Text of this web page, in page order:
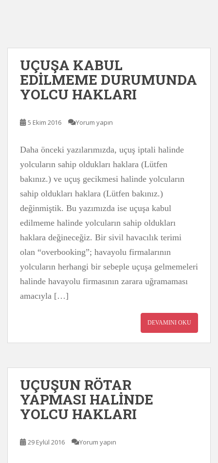
UÇUŞA KABUL
EDİLMEME DURUMUNDA
YOLCU HAKLARI
5 Ekim 2016 Yorum yapın
Daha önceki yazılarımızda, uçuş iptali halinde
yolcuların sahip oldukları haklara (Lütfen
bakınız.) ve uçuş gecikmesi halinde yolcuların
sahip oldukları haklara (Lütfen bakınız.)
değinmiştik. Bu yazımızda ise uçuşa kabul
edilmeme halinde yolcuların sahip oldukları
haklara değineceğiz. Bir sivil havacılık terimi
olan “overbooking”; havayolu firmalarının
yolcuların herhangi bir sebeple uçuşa gelmemeleri
halinde havayolu firmasının zarara uğramaması
amacıyla […]
DEVAMINI OKU
UÇUŞUN RÖTAR
YAPMASI HALİNDE
YOLCU HAKLARI
29 Eylül 2016 Yorum yapın